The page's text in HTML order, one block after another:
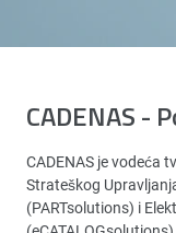
CADENAS -
CADENAS je vodeća
Strateškog
(PARTsolutions) i